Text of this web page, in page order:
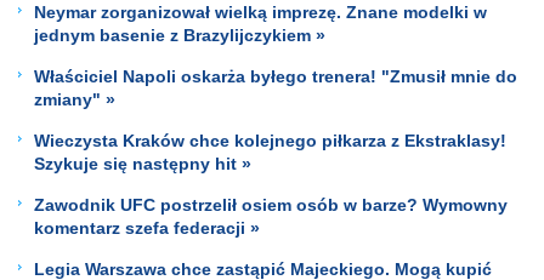
Neymar zorganizował wielką imprezę. Znane modelki w
jednym basenie z Brazylijczykiem »
Właściciel Napoli oskarża byłego trenera! "Zmusił mnie do
zmiany" »
Wieczysta Kraków chce kolejnego piłkarza z Ekstraklasy!
Szykuje się następny hit »
Zawodnik UFC postrzelił osiem osób w barze? Wymowny
komentarz szefa federacji »
Legia Warszawa chce zastąpić Majeckiego. Mogą kupić